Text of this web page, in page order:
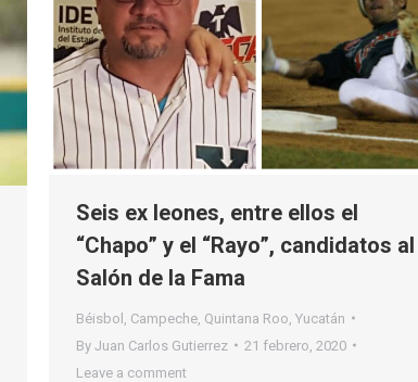
Seis ex leones, entre ellos el
“Chapo” y el “Rayo”, candidatos al
Salón de la Fama
Béisbol Campeche Quintana Roo Yucatán
By Juan Carlos Gutierrez
21 febrero, 2020
Leave a comment